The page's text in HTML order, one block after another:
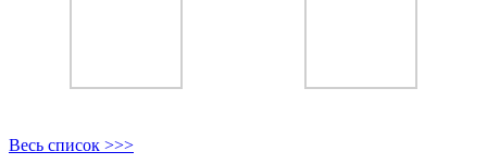
Весь список >>>